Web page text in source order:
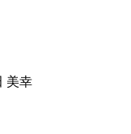
美幸